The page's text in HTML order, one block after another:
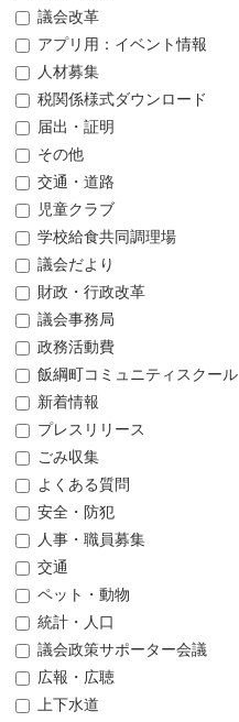
議会改革
アプリ用：イベント情報
人材募集
税関係様式ダウンロード
届出・証明
その他
交通・道路
児童クラブ
学校給食共同調理場
議会だより
財政・行政改革
議会事務局
政務活動費
飯綱町コミュニティスクール
新着情報
プレスリリース
ごみ収集
よくある質問
安全・防犯
人事・職員募集
交通
ペット・動物
統計・人口
議会政策サポーター会議
広報・広聴
上下水道